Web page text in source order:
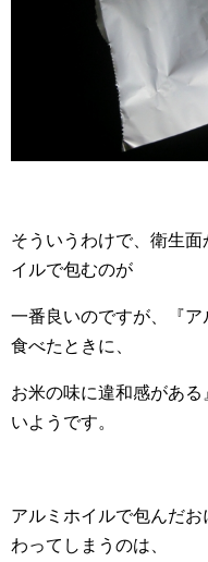
そういうわけで、衛生
イルで包むのが
一番良いのですが、『ア
食べたときに、
お米の味に違和感があ
いようです。
アルミホイルで包んだ
わってしまうのは、